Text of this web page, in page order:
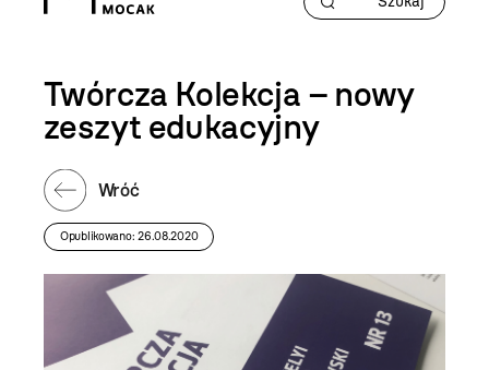
Twórcza Kolekcja – nowy
zeszyt edukacyjny
Wróć
Opublikowano: 26.08.2020